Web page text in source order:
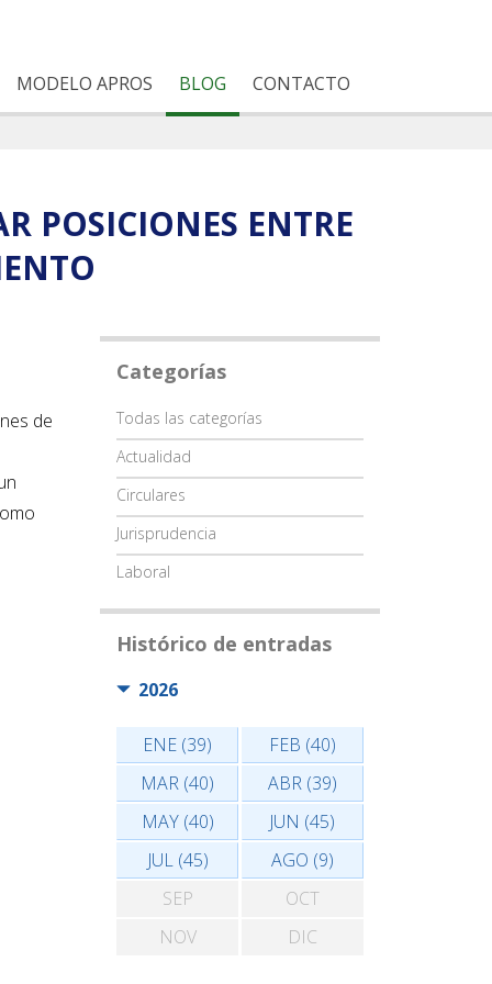
MODELO APROS BLOG CONTACTO
POSICIONES ENTRE
de
Categorías
Categoría
Todas las categorías
Actualidad
Circulares
Jurisprudencia
Laboral
Histórico de entradas
2026
ENE (39)
FEB (40)
MAR (40)
ABR (39)
MAY (40)
JUN (45)
JUL (45)
AGO (9)
SEP
OCT
NOV
DIC